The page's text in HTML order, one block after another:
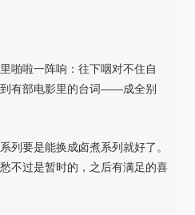
啪啦一阵响：往下咽对不住自
有部电影里的台词——成全别
列要是能换成卤煮系列就好了。
不过是暂时的，之后有满足的喜